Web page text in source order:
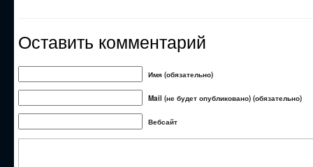
Оставить комментарий
Имя (обязательно)
Mail (не будет опубликовано) (обязательно)
Вебсайт